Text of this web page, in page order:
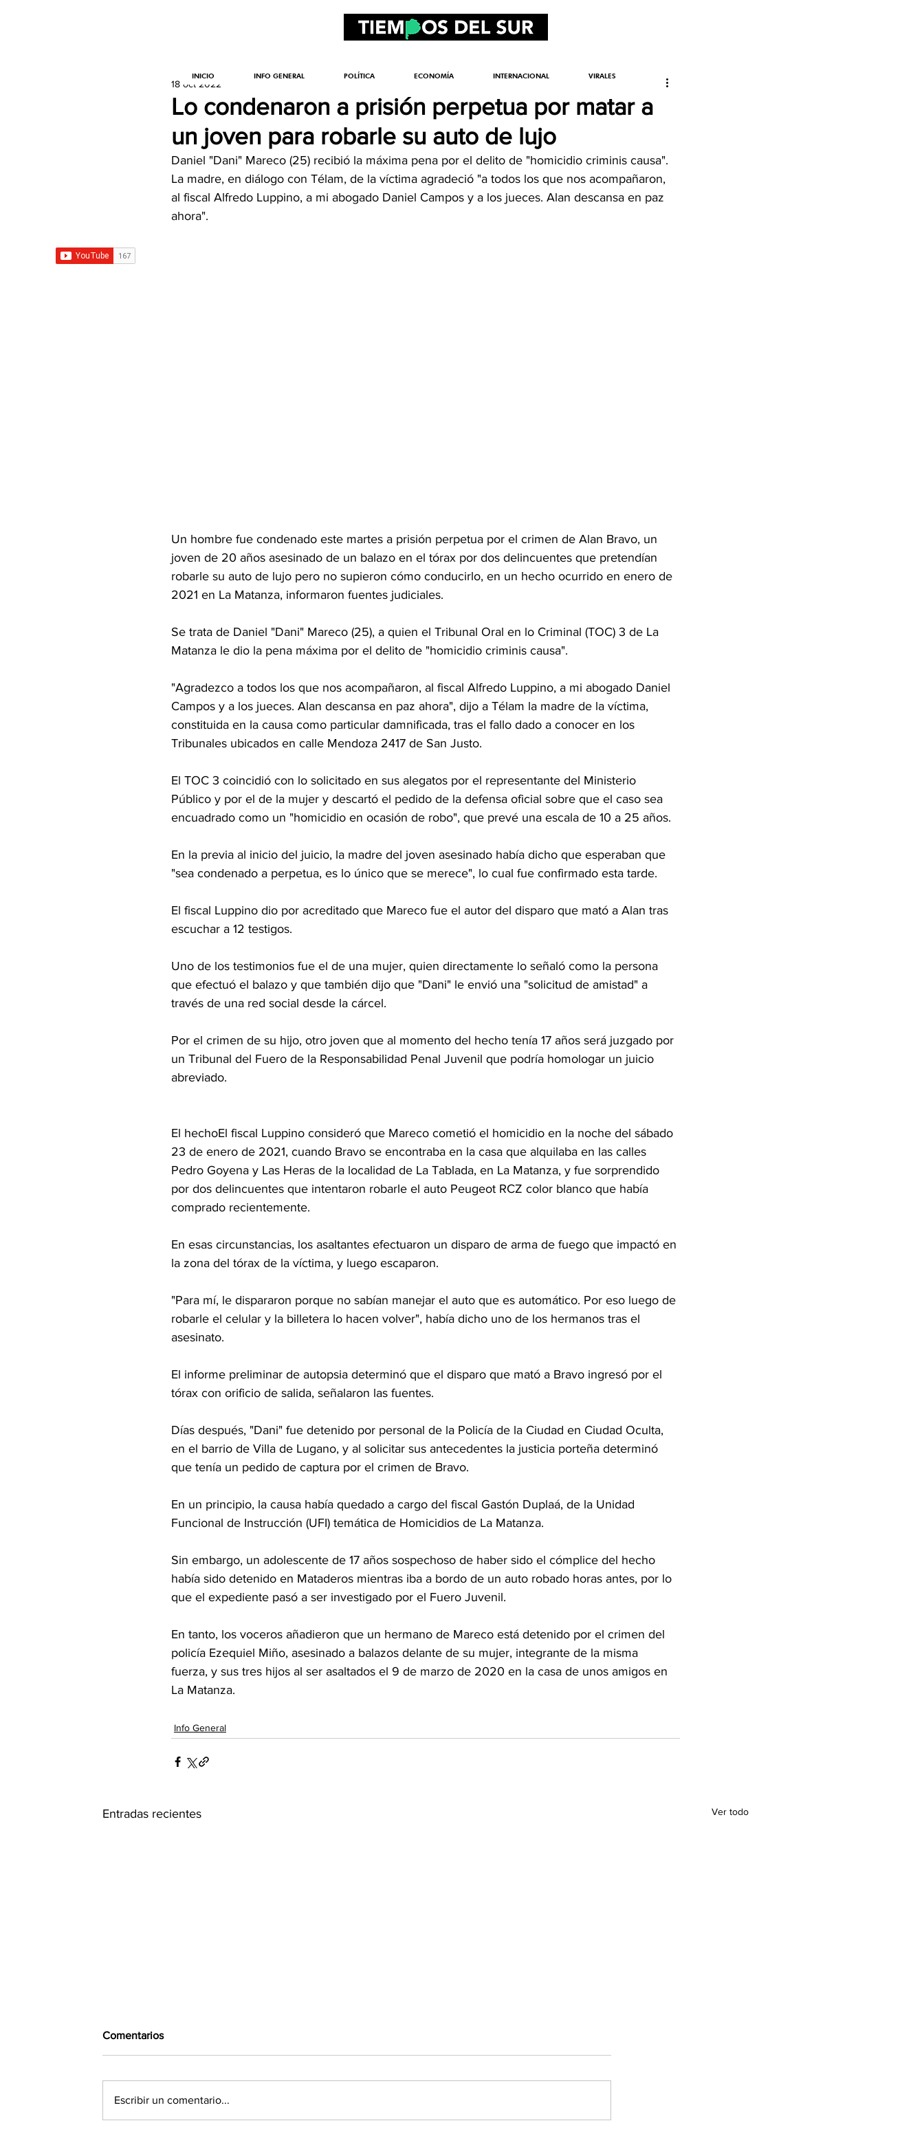
Lo condenaron a prisión perpetua por matar a
un joven para robarle su auto de lujo
18 oct 2022
Daniel "Dani" Mareco (25) recibió la máxima pena por el delito de "homicidio criminis causa".
La madre, en diálogo con Télam, de la víctima agradeció "a todos los que nos acompañaron,
al fiscal Alfredo Luppino, a mi abogado Daniel Campos y a los jueces. Alan descansa en paz
ahora".
Un hombre fue condenado este martes a prisión perpetua por el crimen de Alan Bravo, un
joven de 20 años asesinado de un balazo en el tórax por dos delincuentes que pretendían
robarle su auto de lujo pero no supieron cómo conducirlo, en un hecho ocurrido en enero de
2021 en La Matanza, informaron fuentes judiciales.
Se trata de Daniel "Dani" Mareco (25), a quien el Tribunal Oral en lo Criminal (TOC) 3 de La
Matanza le dio la pena máxima por el delito de "homicidio criminis causa".
"Agradezco a todos los que nos acompañaron, al fiscal Alfredo Luppino, a mi abogado Daniel
Campos y a los jueces. Alan descansa en paz ahora", dijo a Télam la madre de la víctima,
constituida en la causa como particular damnificada, tras el fallo dado a conocer en los
Tribunales ubicados en calle Mendoza 2417 de San Justo.
El TOC 3 coincidió con lo solicitado en sus alegatos por el representante del Ministerio
Público y por el de la mujer y descartó el pedido de la defensa oficial sobre que el caso sea
encuadrado como un "homicidio en ocasión de robo", que prevé una escala de 10 a 25 años.
En la previa al inicio del juicio, la madre del joven asesinado había dicho que esperaban que
"sea condenado a perpetua, es lo único que se merece", lo cual fue confirmado esta tarde.
El fiscal Luppino dio por acreditado que Mareco fue el autor del disparo que mató a Alan tras
escuchar a 12 testigos.
Uno de los testimonios fue el de una mujer, quien directamente lo señaló como la persona
que efectuó el balazo y que también dijo que "Dani" le envió una "solicitud de amistad" a
través de una red social desde la cárcel.
Por el crimen de su hijo, otro joven que al momento del hecho tenía 17 años será juzgado por
un Tribunal del Fuero de la Responsabilidad Penal Juvenil que podría homologar un juicio
abreviado.
El hechoEl fiscal Luppino consideró que Mareco cometió el homicidio en la noche del sábado
23 de enero de 2021, cuando Bravo se encontraba en la casa que alquilaba en las calles
Pedro Goyena y Las Heras de la localidad de La Tablada, en La Matanza, y fue sorprendido
por dos delincuentes que intentaron robarle el auto Peugeot RCZ color blanco que había
comprado recientemente.
En esas circunstancias, los asaltantes efectuaron un disparo de arma de fuego que impactó en
la zona del tórax de la víctima, y luego escaparon.
"Para mí, le dispararon porque no sabían manejar el auto que es automático. Por eso luego de
robarle el celular y la billetera lo hacen volver", había dicho uno de los hermanos tras el
asesinato.
El informe preliminar de autopsia determinó que el disparo que mató a Bravo ingresó por el
tórax con orificio de salida, señalaron las fuentes.
Días después, "Dani" fue detenido por personal de la Policía de la Ciudad en Ciudad Oculta,
en el barrio de Villa de Lugano, y al solicitar sus antecedentes la justicia porteña determinó
que tenía un pedido de captura por el crimen de Bravo.
En un principio, la causa había quedado a cargo del fiscal Gastón Duplaá, de la Unidad
Funcional de Instrucción (UFI) temática de Homicidios de La Matanza.
Sin embargo, un adolescente de 17 años sospechoso de haber sido el cómplice del hecho
había sido detenido en Mataderos mientras iba a bordo de un auto robado horas antes, por lo
que el expediente pasó a ser investigado por el Fuero Juvenil.
En tanto, los voceros añadieron que un hermano de Mareco está detenido por el crimen del
policía Ezequiel Miño, asesinado a balazos delante de su mujer, integrante de la misma
fuerza, y sus tres hijos al ser asaltados el 9 de marzo de 2020 en la casa de unos amigos en
La Matanza.
Info General
Entradas recientes Ver todo
Comentarios
Escribir un comentario...
INICIO INFO GENERAL POLÍTICA ECONOMÍA INTERNACIONAL VIRALES